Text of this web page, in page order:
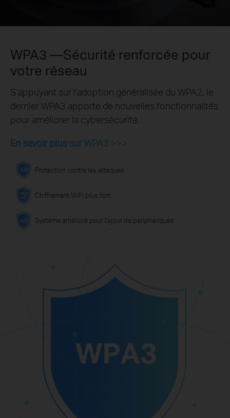
WPA3 —Sécurité renforcée pour
votre réseau
S'appuyant sur l'adoption généralisée du WPA2, le
dernier WPA3 apporte de nouvelles fonctionnalités
pour améliorer la cybersécurité.
En savoir plus sur WPA3 >>>
Protection contre les attaques
Chiffrement WiFi plus fort
Système amélioré pour l'ajout de périphériques